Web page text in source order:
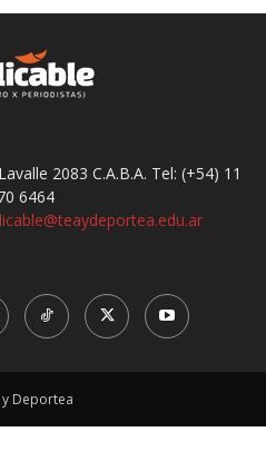
2083 C.A.B.A. Tel: (+54) 11
6464
Deportea